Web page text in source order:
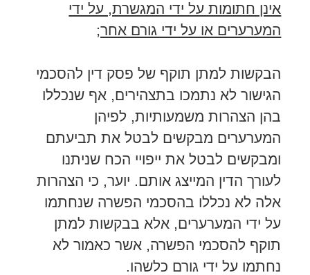
אינן חתומות על ידי המגשרת, על ידי
המערערים או על ידי גורם אחר;
הבקשות למתן תוקף של פסק דין להסכמי
הגישור לא נתמכו בתצהירים, אף שנכללו
בהן הצהרות משמעותיות, לפיהן
המערערים מבקשים לבטל את תביעתם
ומבקשים לבטל את ייפויי הכח שניתנו
לעורך הדין המייצג אותם. יוער, כי הצהרות
אלה לא נכללו בהסכמי הפשרה שנחתמו
על ידי המערערים, אלא בבקשות למתן
תוקף להסכמי הפשרה, אשר כאמור לא
נחתמו על ידי גורם כלשהו.